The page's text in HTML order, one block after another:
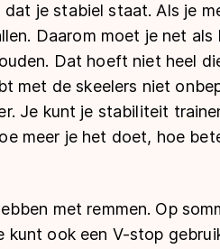
je stabiel staat. Als je
Daarom moet je net als
Dat hoeft niet heel
met de skeelers niet
Je kunt je stabiliteit
meer je het doet, hoe
met remmen. Op
kunt ook een V-stop